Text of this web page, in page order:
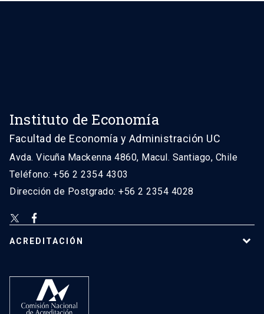
Instituto de Economía
Facultad de Economía y Administración UC
Avda. Vicuña Mackenna 4860, Macul. Santiago, Chile
Teléfono: +56 2 2354 4303
Dirección de Postgrado: +56 2 2354 4028
ACREDITACIÓN